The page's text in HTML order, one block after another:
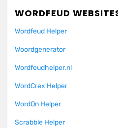
WORDFEUD
Wordfeud Helper
Woordgenerator
Wordfeudhelper.nl
WordCrex Helper
WordOn Helper
Scrabble Helper